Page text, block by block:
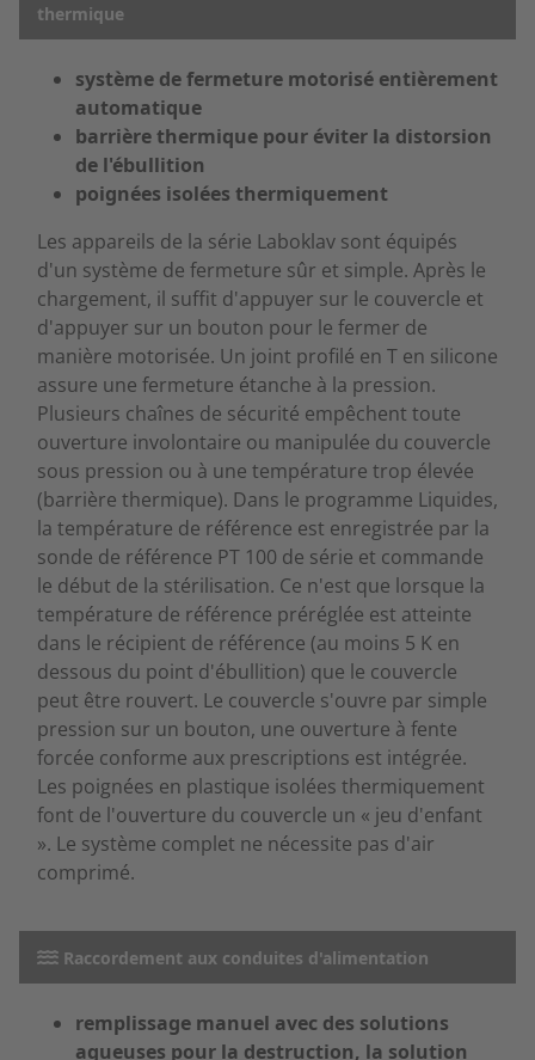
thermique
système de fermeture motorisé entièrement
automatique
barrière thermique pour éviter la distorsion
de l'ébullition
poignées isolées thermiquement
Les appareils de la série Laboklav sont équipés
d'un système de fermeture sûr et simple. Après le
chargement, il suffit d'appuyer sur le couvercle et
d'appuyer sur un bouton pour le fermer de
manière motorisée. Un joint profilé en T en silicone
assure une fermeture étanche à la pression.
Plusieurs chaînes de sécurité empêchent toute
ouverture involontaire ou manipulée du couvercle
sous pression ou à une température trop élevée
(barrière thermique). Dans le programme Liquides,
la température de référence est enregistrée par la
sonde de référence PT 100 de série et commande
le début de la stérilisation. Ce n'est que lorsque la
température de référence préréglée est atteinte
dans le récipient de référence (au moins 5 K en
dessous du point d'ébullition) que le couvercle
peut être rouvert. Le couvercle s'ouvre par simple
pression sur un bouton, une ouverture à fente
forcée conforme aux prescriptions est intégrée.
Les poignées en plastique isolées thermiquement
font de l'ouverture du couvercle un « jeu d'enfant
». Le système complet ne nécessite pas d'air
comprimé.
Raccordement aux conduites d'alimentation
remplissage manuel avec des solutions
aqueuses pour la destruction, la solution